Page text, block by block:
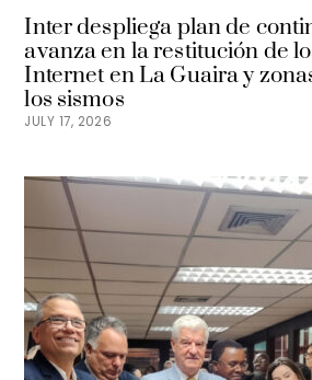
JULY 17, 2026
Inter despliega plan de
avanza en la restitución de
Internet en La Guaira y
los sismos